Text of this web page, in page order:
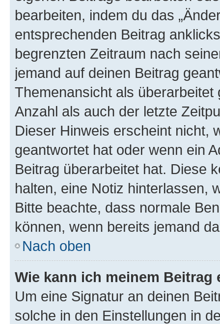
bearbeiten, indem du das
entsprechenden Beitrag
begrenzten Zeitraum nach
jemand auf deinen Beitrag
Themenansicht als
Anzahl als auch der letzte
Dieser Hinweis erscheint nicht,
geantwortet hat oder wenn ein
Beitrag überarbeitet hat. Diese
halten, eine Notiz hinterlassen,
Bitte beachte, dass normale
können, wenn bereits jemand
Nach oben
Wie kann ich meinem
Um eine Signatur an deinen
solche in den Einstellungen in